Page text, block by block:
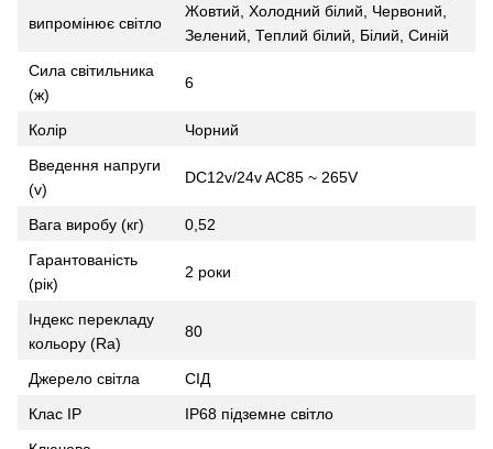
випромінює світло
Жовтий, Холодний білий, Червоний,
Зелений, Теплий білий, Білий, Синій
Сила світильника
(ж)
6
Колір
Чорний
Введення напруги
(v)
DC12v/24v AC85 ~ 265V
Вага виробу (кг)
0,52
Гарантованість
(рік)
2 роки
Індекс перекладу
кольору (Ra)
80
Джерело світла
СІД
Клас IP
IP68 підземне світло